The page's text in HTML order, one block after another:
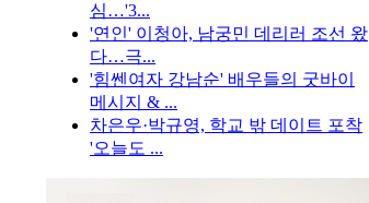
심…'3...
'연인' 이청아, 남궁민 데리러 조선 왔
다…극...
'힘쎈여자 강남순' 배우들의 굿바이
메시지 & ...
차은우·박규영, 학교 밖 데이트 포착
'오늘도 ...